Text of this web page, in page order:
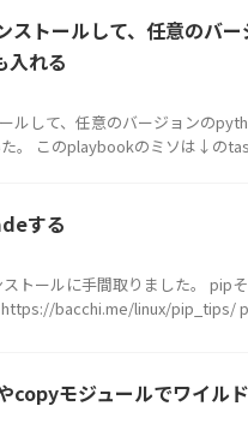
トールして、任意のバ
入れる
ルして、任意のバージョンの
。 このplaybookのミソは↓の
する
トールに手間取りました。 pipそ
bacchi.me/linux/pip_tips/
モジュールでワイル